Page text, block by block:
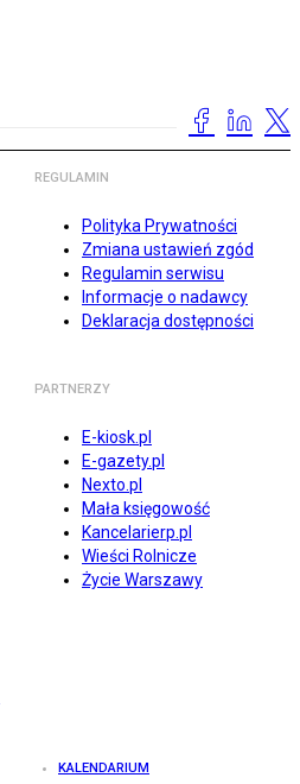
REGULAMIN
Polityka Prywatności
Zmiana ustawień zgód
Regulamin serwisu
Informacje o nadawcy
Deklaracja dostępności
PARTNERZY
E-kiosk.pl
E-gazety.pl
Nexto.pl
Mała księgowość
Kancelarierp.pl
Wieści Rolnicze
Życie Warszawy
KALENDARIUM